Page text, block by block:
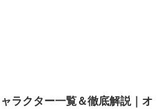
ラクター一覧＆徹底解説｜オ